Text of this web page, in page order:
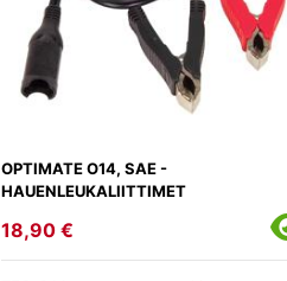
OPTIMATE O14, SAE -
HAUENLEUKALIITTIMET
18,90 €